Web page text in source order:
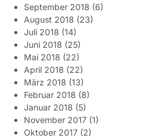
September 2018 (6)
August 2018 (23)
Juli 2018 (14)
Juni 2018 (25)
Mai 2018 (22)
April 2018 (22)
März 2018 (13)
Februar 2018 (8)
Januar 2018 (5)
November 2017 (1)
Oktober 2017 (2)